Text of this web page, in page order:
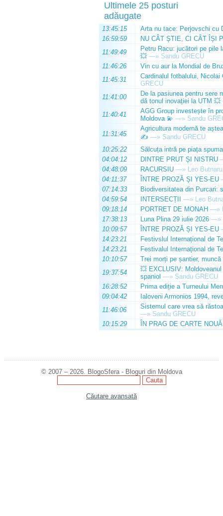
Ultimele 25 posturi
adăugate
13:45:15
Arta nu tace: Perjovschi cu
16:59:59
NU CÂT ȘTIE, CI CÂT ÎȘI
11:49:49
Petru Racu: jucători pe pile
💥 —» Sandu GRECU
11:46:26
Vin cu aur la Mondial de
11:45:31
Cardinalul fotbalului,
GRECU
11:41:00
De la pasiunea pentru sere
dă tonul inovației la UTM 💥
11:40:41
AGG Group investește în
Moldova 💫 —» Sandu
11:31:45
Agricultura modernă te
✍️ —» Sandu GRECU
10:25:22
Sălcuța intră pe piața
04:04:12
DINTRE PRUT ȘI NISTRU
04:48:09
RACURSIU —» Leo Butnaru
04:11:37
ÎNTRE PROZĂ ȘI YES-EU
07:14:33
Biodiversitatea din Purcari:
04:59:54
INTERSECȚII —» Leo
09:18:14
PORTRET DE MONAH —»
17:38:13
Luna Plina 29 iulie 2026 —»
10:09:57
ÎNTRE PROZĂ ȘI YES-EU
14:23:21
Festivslul Internațional de
14:23:21
Festivalul Internațional de
10:10:57
Trei morți pe șantier, muncă
19:37:54
💥 EXCLUSIV:
spaniol —» Sandu GRECU
16:28:52
Prima ediție a Turneului
09:04:42
Ialoveni Armonios 1994,
11:46:06
Sistemul care vrea să
—» Sandu GRECU
10:15:29
ÎN PRAG DE CARTE NOUĂ
© 2007 – 2026. BlogoSfera - Bloguri din Moldova
Căutare avansată